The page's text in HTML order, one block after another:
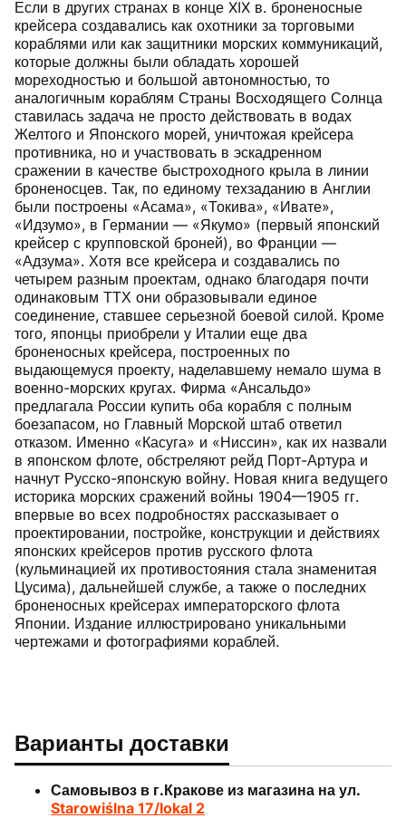
Если в других странах в конце XIX в. броненосные
крейсера создавались как охотники за торговыми
кораблями или как защитники морских коммуникаций,
которые должны были обладать хорошей
мореходностью и большой автономностью, то
аналогичным кораблям Страны Восходящего Солнца
ставилась задача не просто действовать в водах
Желтого и Японского морей, уничтожая крейсера
противника, но и участвовать в эскадренном
сражении в качестве быстроходного крыла в линии
броненосцев. Так, по единому техзаданию в Англии
были построены «Асама», «Токива», «Ивате»,
«Идзумо», в Германии — «Якумо» (первый японский
крейсер с крупповской броней), во Франции —
«Адзума». Хотя все крейсера и создавались по
четырем разным проектам, однако благодаря почти
одинаковым ТТХ они образовывали единое
соединение, ставшее серьезной боевой силой. Кроме
того, японцы приобрели у Италии еще два
броненосных крейсера, построенных по
выдающемуся проекту, наделавшему немало шума в
военно-морских кругах. Фирма «Ансальдо»
предлагала России купить оба корабля с полным
боезапасом, но Главный Морской штаб ответил
отказом. Именно «Касуга» и «Ниссин», как их назвали
в японском флоте, обстреляют рейд Порт-Артура и
начнут Русско-японскую войну. Новая книга ведущего
историка морских сражений войны 1904—1905 гг.
впервые во всех подробностях рассказывает о
проектировании, постройке, конструкции и действиях
японских крейсеров против русского флота
(кульминацией их противостояния стала знаменитая
Цусима), дальнейшей службе, а также о последних
броненосных крейсерах императорского флота
Японии. Издание иллюстрировано уникальными
чертежами и фотографиями кораблей.
Варианты доставки
Самовывоз в г.Кракове из магазина на ул.
Starowiślna 17/lokal 2